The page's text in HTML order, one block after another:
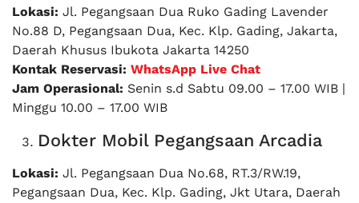
Lokasi: Jl. Pegangsaan Dua Ruko Gading Lavender
No.88 D, Pegangsaan Dua, Kec. Klp. Gading, Jakarta,
Daerah Khusus Ibukota Jakarta 14250
Kontak Reservasi: WhatsApp Live Chat
Jam Operasional: Senin s.d Sabtu 09.00 – 17.00 WIB |
Minggu 10.00 – 17.00 WIB
Dokter Mobil Pegangsaan Arcadia
Lokasi: Jl. Pegangsaan Dua No.68, RT.3/RW.19,
Pegangsaan Dua, Kec. Klp. Gading, Jkt Utara, Daerah